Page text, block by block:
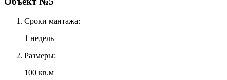
Сроки мантажа:
1 недель
Размеры:
100 кв.м